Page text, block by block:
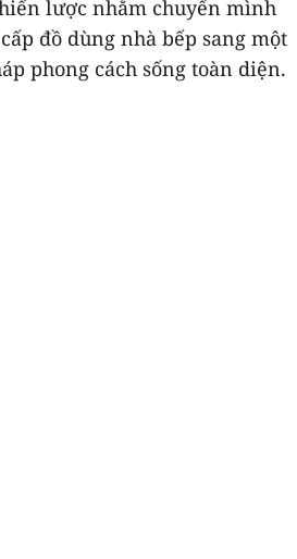
lược nhằm chuyển mình
đồ dùng nhà bếp sang một
phong cách sống toàn diện.